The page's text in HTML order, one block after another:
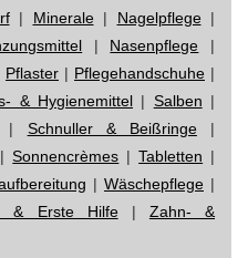
| Minerale| Nagelpflege|
| Nasenpflege |
Pflaster | Pflegehandschuhe |
& Hygienemittel | Salben |
| Schnuller & Beißringe|
Sonnencrèmes |Tabletten |
| Wäschepflege |
& Erste Hilfe| Zahn- &